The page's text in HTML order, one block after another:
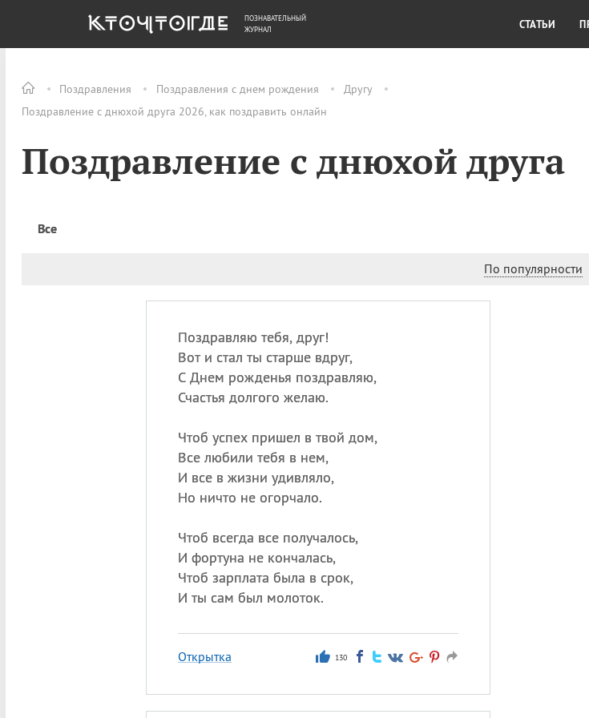
Поздравления Поздравления с днем рождения
Другу
Поздравление с днюхой друга 2026, как поздравить онлайн
Поздравление с днюхой друга
Все
По популярности
Поздравляю тебя, друг!
Вот и стал ты старше вдруг,
С Днем рожденья поздравляю,
Счастья долгого желаю.
Чтоб успех пришел в твой дом,
Все любили тебя в нем,
И все в жизни удивляло,
Но ничто не огорчало.
Чтоб всегда все получалось,
И фортуна не кончалась,
Чтоб зарплата была в срок,
И ты сам был молоток.
Открытка 130
ОБЩЕСТВО ДЕНЬГИ
ПОЗНАВАТЕЛЬНЫЙ
ЖУРНАЛ
СТАТЬИ